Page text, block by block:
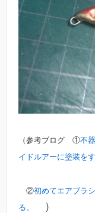
（参考ブログ ①不
イドルアーに塗装を
②初めてエアブラ
る。
）